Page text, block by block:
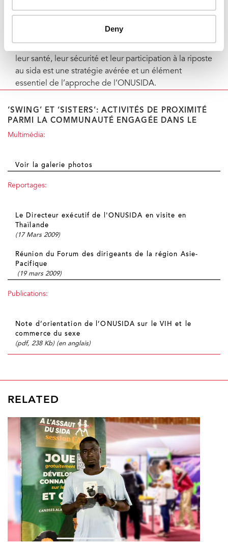
Deny
pour définir leurs besoins et plaider en faveur de
leur santé, leur sécurité et leur participation à la riposte
au sida est une stratégie avérée et un élément
essentiel de l’approche de l’ONUSIDA.
‘SWING’ ET ‘SISTERS’: ACTIVITÉS DE PROXIMITÉ
PARMI LA COMMUNAUTÉ ENGAGÉE DANS LE
Multimédia:
Voir la galerie photos
Reportages:
Le Directeur exécutif de l'ONUSIDA en visite en
Thaïlande
(17 Mars 2009)
Réunion du Forum des dirigeants de la région Asie-
Pacifique
(19 mars 2009)
Publications:
Note d’orientation de l’ONUSIDA sur le VIH et le
commerce du sexe
(pdf, 238 Kb) (en anglais)
RELATED